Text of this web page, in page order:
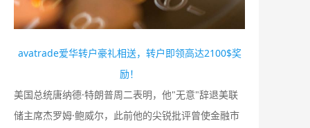
avatrade爱华转户豪礼相送，转户即领高达2100$奖
励！
美国总统唐纳德·特朗普周二表明，他"无意"辞退美联
储主席杰罗姆·鲍威尔，此前他的尖锐批评曾使金融市